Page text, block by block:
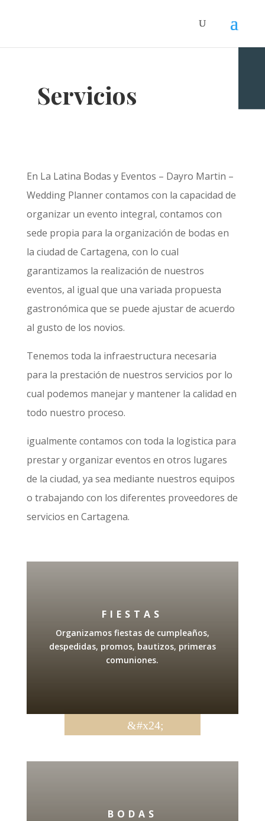
Servicios
En La Latina Bodas y Eventos – Dayro Martin –
Wedding Planner contamos con la capacidad de
organizar un evento integral, contamos con
sede propia para la organización de bodas en
la ciudad de Cartagena, con lo cual
garantizamos la realización de nuestros
eventos, al igual que una variada propuesta
gastronómica que se puede ajustar de acuerdo
al gusto de los novios.
Tenemos toda la infraestructura necesaria
para la prestación de nuestros servicios por lo
cual podemos manejar y mantener la calidad en
todo nuestro proceso.
igualmente contamos con toda la logistica para
prestar y organizar eventos en otros lugares
de la ciudad, ya sea mediante nuestros equipos
o trabajando con los diferentes proveedores de
servicios en Cartagena.
FIESTAS
Organizamos fiestas de cumpleaños,
despedidas, promos, bautizos, primeras
comuniones.
BODAS